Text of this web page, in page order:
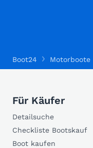
Boot24 Motorboote
Für Käufer
Detailsuche
Checkliste Bootskauf
Boot kaufen